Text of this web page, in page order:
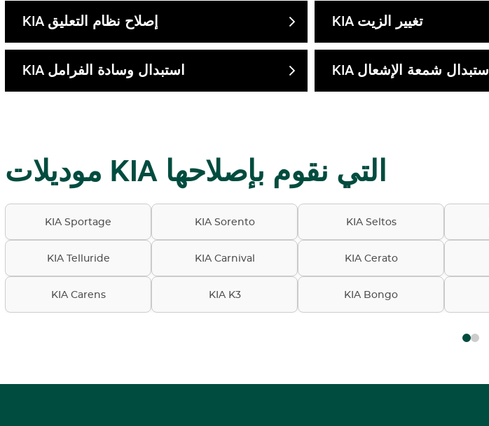
KIA إصلاح نظام التعليق KIA تغيير الزيت
KIA استبدال وسادة الفرامل KIA استبدال شمعة الإشعال
موديلات KIA التي نقوم بإصلاحها
KIA Sportage KIA Sorento KIA Seltos
KIA Telluride KIA Carnival KIA Cerato
KIA Carens KIA K3 KIA Bongo